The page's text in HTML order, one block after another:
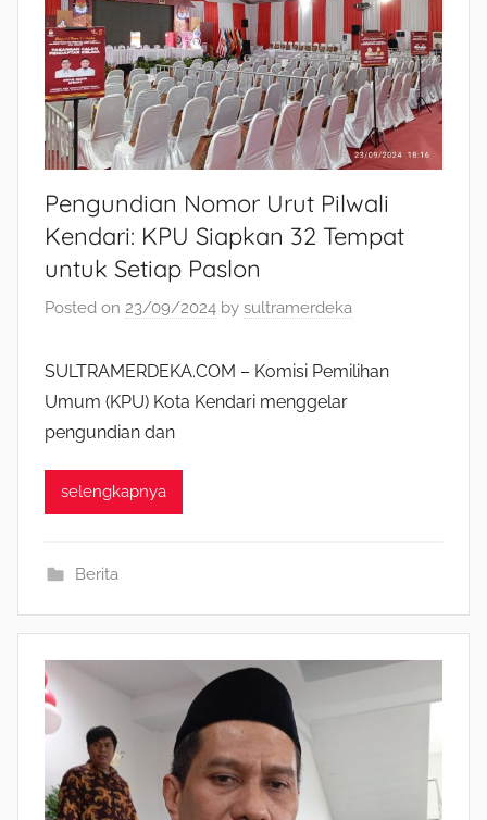
Pengundian Nomor Urut Pilwali
Kendari: KPU Siapkan 32 Tempat
untuk Setiap Paslon
Posted on 23/09/2024 by sultramerdeka
SULTRAMERDEKA.COM – Komisi Pemilihan
Umum (KPU) Kota Kendari menggelar
pengundian dan
selengkapnya
Berita